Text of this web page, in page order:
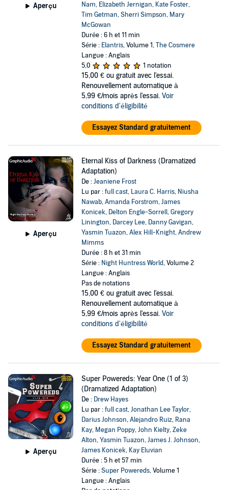
Aperçu
Nam, Elizabeth Jernigan, Kate Foster,
Tim Getman,Sherri Simpson, Mary
McGowan
Durée : 6 h et 11 min
Série : Elantris, Volume 1,The Cosmere
Langue : Anglais
5,0
1 notation
15,00 € ou gratuit avec l'essai.
Renouvellement automatique à
5,99 €/mois après l'essai. Voir
conditions d'éligibilité
Essayez Standard gratuitement
Aperçu
Eternal Kiss of Darkness (Dramatized
Adaptation)
De :Jeaniene Frost
Lu par :full cast, Laura C. Harris, Niusha
Nawab,Amanda Forstrom,James
Konicek, Delton Engle-Sorrell,Gregory
Linington, Darcey Lee, Danny Gavigan,
Yasmin Tuazon,Alex Hill-Knight,Andrew
Mimms
Durée : 8 h et 31 min
Série : Night Huntress World, Volume 2
Langue : Anglais
Pas de notations
15,00 € ou gratuit avec l'essai.
Renouvellement automatique à
5,99 €/mois après l'essai. Voir
conditions d'éligibilité
Essayez Standard gratuitement
Aperçu
Super Powereds: Year One (1 of 3)
(Dramatized Adaptation)
De : Drew Hayes
Lu par :full cast,Jonathan Lee Taylor,
Darius Johnson,Alejandro Ruiz, Rana
Kay, Megan Poppy,John Kielty,Zeke
Alton,Yasmin Tuazon,James J. Johnson,
James Konicek, Kay Eluvian
Durée : 5 h et 57 min
Série :Super Powereds, Volume 1
Langue : Anglais